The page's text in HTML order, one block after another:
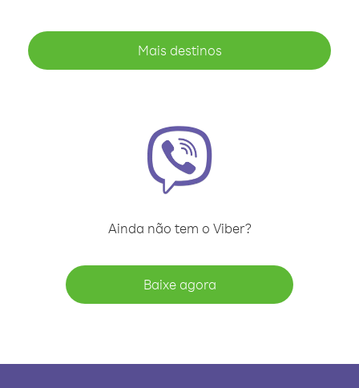
Mais destinos
Ainda não tem o Viber?
Baixe agora